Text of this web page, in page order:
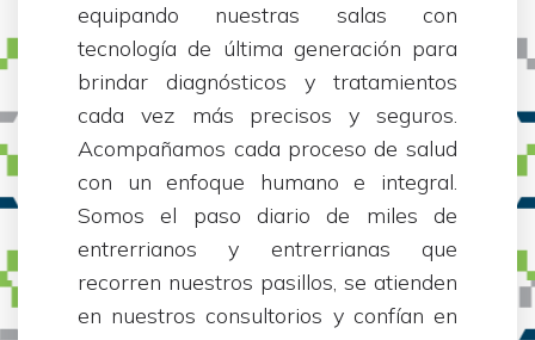
equipando nuestras salas con
tecnología de última generación para
brindar diagnósticos y tratamientos
cada vez más precisos y seguros.
Acompañamos cada proceso de salud
con un enfoque humano e integral.
Somos el paso diario de miles de
entrerrianos y entrerrianas que
recorren nuestros pasillos, se atienden
en nuestros consultorios y confían en